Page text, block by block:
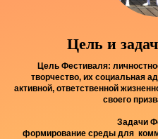
Цель и
Цель Фестиваля:
творчество, их социальная
активной, ответственной
своего
Задачи
формирование среды для